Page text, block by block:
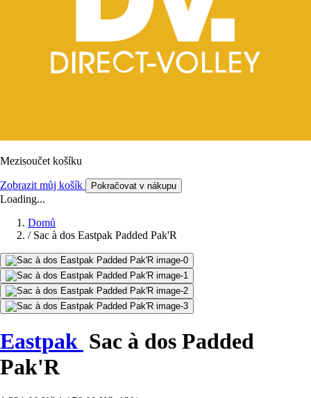
Mezisoučet košíku
Zobrazit můj košík Pokračovat v nákupu
Loading...
Domů
/ Sac à dos Eastpak Padded Pak'R
Eastpak Sac à dos Padded
Pak'R